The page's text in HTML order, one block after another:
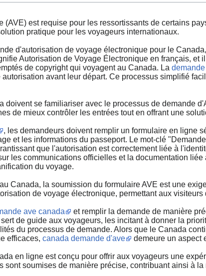
(AVE) est requise pour les ressortissants de certains
pratique pour les voyageurs internationaux.
d'autorisation de voyage électronique pour le
Autorisation de Voyage Électronique en français,
de copyright qui voyagent au Canada. La
avant leur départ. Ce processus simplifié
doivent se familiariser avec le processus de demande
de mieux contrôler les entrées tout en offrant une
, les demandeurs doivent remplir un formulaire en ligne
et les informations du passeport. Le mot-clé
que l'autorisation est correctement liée à
les communications officielles et la documentation
du voyage.
Canada, la soumission du formulaire AVE est une
de voyage électronique, permettant aux
ave canada
et remplir la demande de manière
de guide aux voyageurs, les incitant à donner la
du processus de demande. Alors que le Canada
efficaces, canada demande d'ave demeure un aspect
en ligne est conçu pour offrir aux voyageurs une
sont soumises de manière précise, contribuant ainsi à